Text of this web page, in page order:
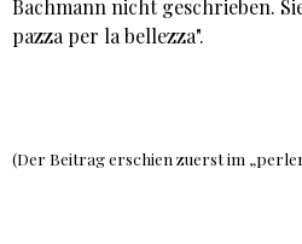
Bachmann nicht geschrieben.
pazza per la bellezza".
(Der Beitrag erschien zuerst im